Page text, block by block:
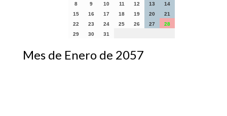
8
9 10 11 12 13
14
15
16 17 18 19 20
21
22
23 24 25 26 27
28
29
30 31
Mes de Enero de 2057